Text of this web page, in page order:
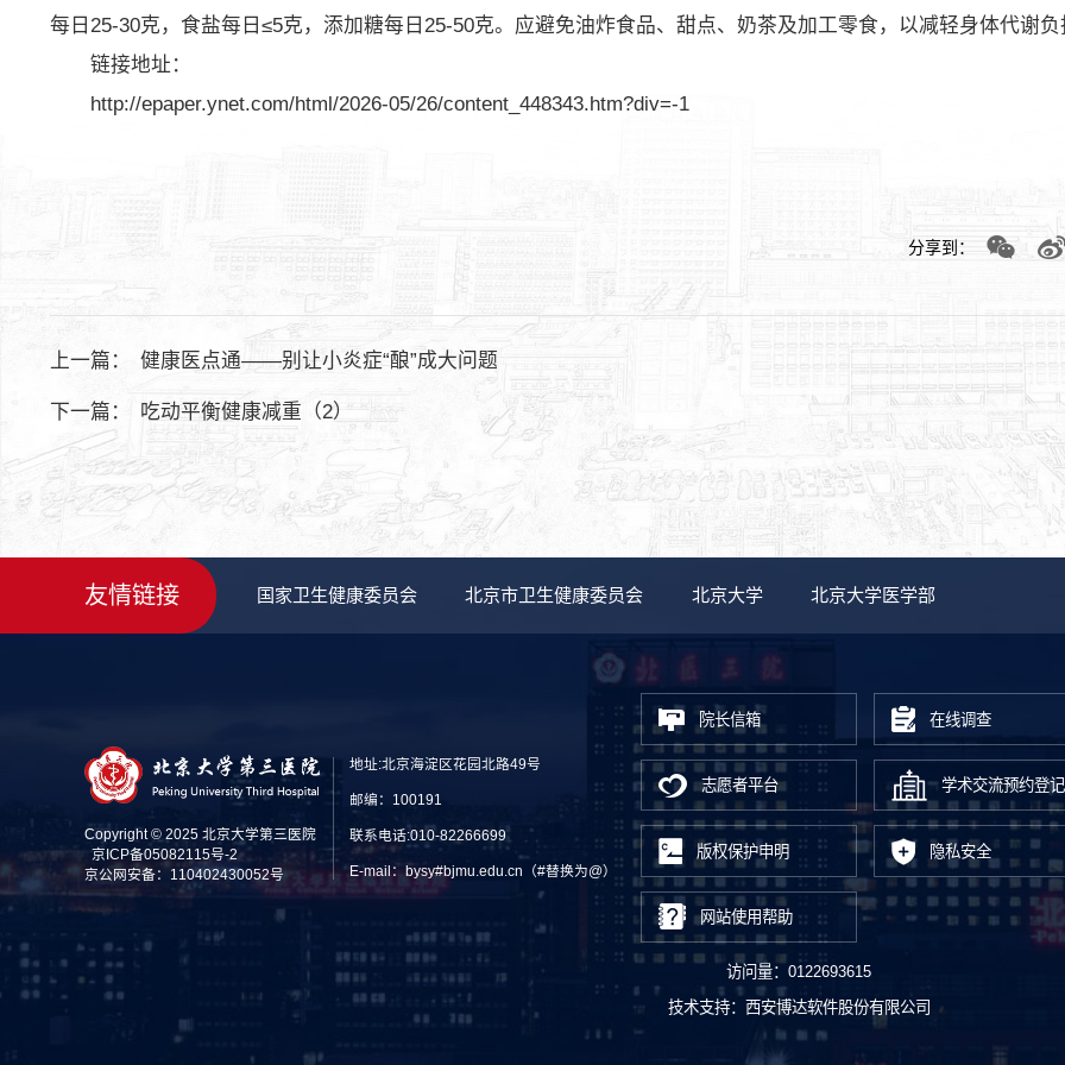
每日25-30克，食盐每日≤5克，添加糖每日25-50克。应避免油炸食品、甜点、奶茶及加工零食，以减轻身体代谢负
链接地址：
http://epaper.ynet.com/html/2026-05/26/content_448343.htm?div=-1
分享到：
上一篇： 健康医点通——别让小炎症“酿”成大问题
下一篇： 吃动平衡健康减重（2）
友情链接 国家卫生健康委员会 北京市卫生健康委员会 北京大学 北京大学医学部
Copyright © 2025 北京大学第三医院
京ICP备05082115号-2
京公网安备：110402430052号
地址:北京海淀区花园北路49号
邮编：100191
联系电话:010-82266699
E-mail：bysy#bjmu.edu.cn（#替换为@）
院长信箱 在线调查
志愿者平台 学术交流预约登记
版权保护申明 隐私安全
网站使用帮助
访问量： 0122693615
技术支持： 西安博达软件股份有限公司